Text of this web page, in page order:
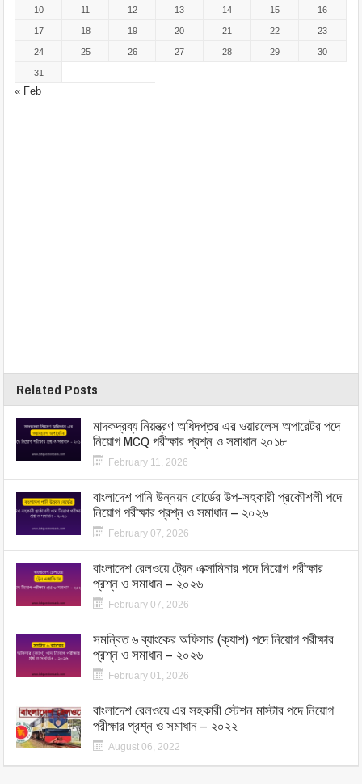
« Feb
10 11 12 13 14 15 16
17 18 19 20 21 22 23
24 25 26 27 28 29 30
31
Related Posts
মাদকদ্রব্য নিয়ন্ত্রণ অধিদপ্তর এর ওয়ারলেস অপারেটর পদে
নিয়োগ MCQ পরীক্ষার প্রশ্ন ও সমাধান ২০১৮
February 11, 2026
বাংলাদেশ পানি উন্নয়ন বোর্ডের উপ-সহকারী প্রকৌশলী পদে
নিয়োগ পরীক্ষার প্রশ্ন ও সমাধান – ২০২৬
February 07, 2026
বাংলাদেশ রেলওয়ে ট্রেন এক্সামিনার পদে নিয়োগ পরীক্ষার
প্রশ্ন ও সমাধান – ২০২৬
February 07, 2026
সমন্বিত ৬ ব্যাংকের অফিসার (ক্যাশ) পদে নিয়োগ পরীক্ষার
প্রশ্ন ও সমাধান – ২০২৬
February 01, 2026
বাংলাদেশ রেলওয়ে এর সহকারী স্টেশন মাস্টার পদে নিয়োগ
পরীক্ষার প্রশ্ন ও সমাধান – ২০২২
August 06, 2022